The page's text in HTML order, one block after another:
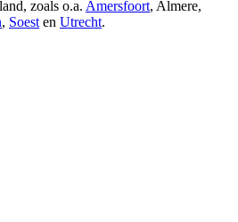
zoals o.a. Amersfoort, Almere,
, Soest en Utrecht.